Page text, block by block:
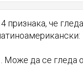
признака, че
Може да се гледа